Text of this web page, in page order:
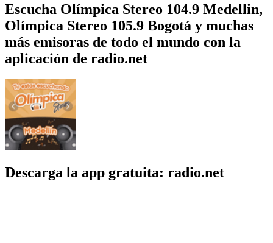
Escucha Olímpica Stereo 104.9 Medellin,
Olímpica Stereo 105.9 Bogotá y muchas
más emisoras de todo el mundo con la
aplicación de radio.net
Descarga la app gratuita: radio.net